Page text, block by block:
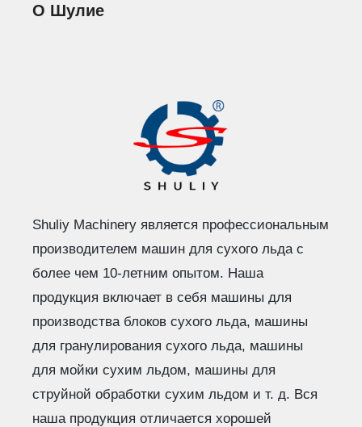
О Шулие
Shuliy Machinery является профессиональным
производителем машин для сухого льда с
более чем 10-летним опытом. Наша
продукция включает в себя машины для
производства блоков сухого льда, машины
для гранулирования сухого льда, машины
для мойки сухим льдом, машины для
струйной обработки сухим льдом и т. д. Вся
наша продукция отличается хорошей